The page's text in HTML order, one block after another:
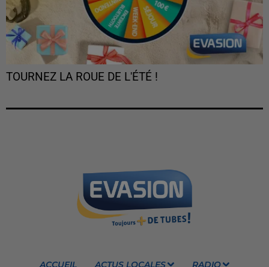
TOURNEZ LA ROUE DE L'ÉTÉ !
ACCUEIL ACTUS LOCALES RADIO